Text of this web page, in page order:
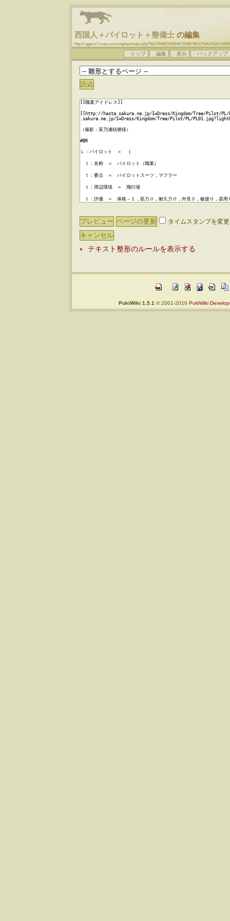
西国人＋パイロット＋整備士 の編集
http://ragen.s7.xrea.com/x/aplow/
トップ 編集 差分 バックアップ
タイムスタンプを変
テキスト整形のルールを表示する
PukiWiki 1.5.1 © 2001-2016 PukiWiki